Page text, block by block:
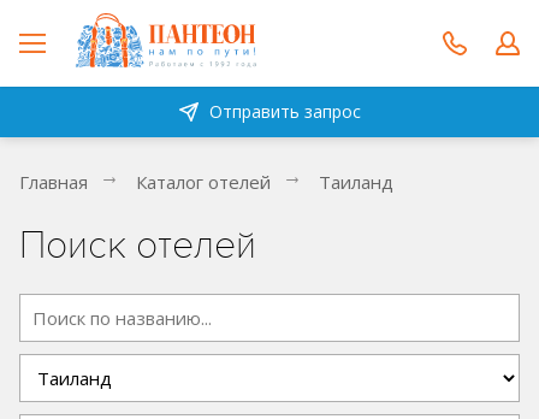
Отправить запрос
Главная Каталог отелей Таиланд
Поиск отелей